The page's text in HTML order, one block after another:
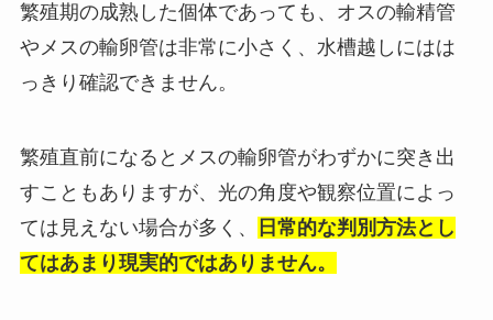
繁殖期の成熟した個体であっても、オスの輸精管
やメスの輸卵管は非常に小さく、水槽越しにはは
っきり確認できません。
繁殖直前になるとメスの輸卵管がわずかに突き出
すこともありますが、光の角度や観察位置によっ
ては見えない場合が多く、
日常的な判別方法とし
てはあまり現実的ではありません。